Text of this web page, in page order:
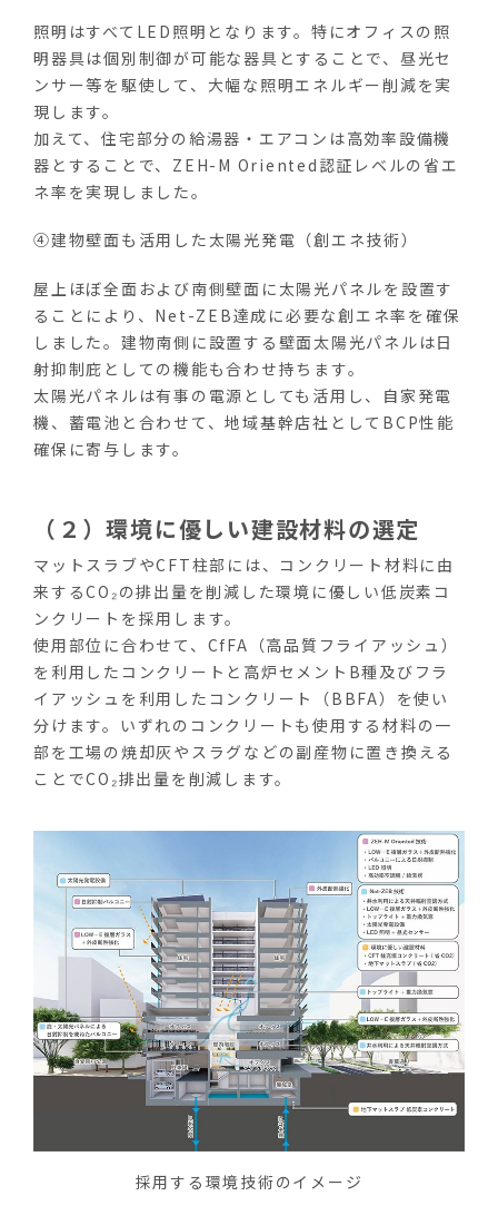
照明はすべて LED 照明となります。特にオフィスの照
明器具は個別制御が可能な器具とすることで、昼光セ
ンサー等を駆使して、大幅な照明エネルギー削減を実
現します。
加えて、住宅部分の給湯器・エアコンは高効率設備機
器とすることで、 ZEH-M Oriented 認証レベルの省エ
ネ率を実現しました。
④建物壁面も活用した太陽光発電（創エネ技術）
屋上ほぼ全面および南側壁面に太陽光パネルを設置す
ることにより、 Net-ZEB達成に必要な創エネ率を確保
しました。建物南側に設置する壁面太陽光パネルは日
射抑制庇としての機能も合わせ持ちます。
太陽光パネルは有事の電源としても活用し、自家発電
機、蓄電池と合わせて、地域基幹店社として BCP性能
確保に寄与します。
（２）環境に優しい建設材料の選定
マットスラブやCFT柱部には、コンクリート材料に由
来するCO₂の排出量を削減した環境に優しい低炭素コ
ンクリートを採用します。
使用部位に合わせて、 CfFA （高品質フライアッシュ）
を利用したコンクリートと高炉セメント B種及びフラ
イアッシュを利用したコンクリート（BBFA）を使い
分けます。いずれのコンクリートも使用する材料の一
部を工場の焼却灰やスラグなどの副産物に置き換える
ことでCO₂排出量を削減します。
採用する環境技術のイメージ